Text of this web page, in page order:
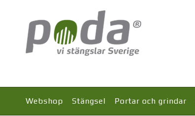
Webshop Stängsel Portar och grindar